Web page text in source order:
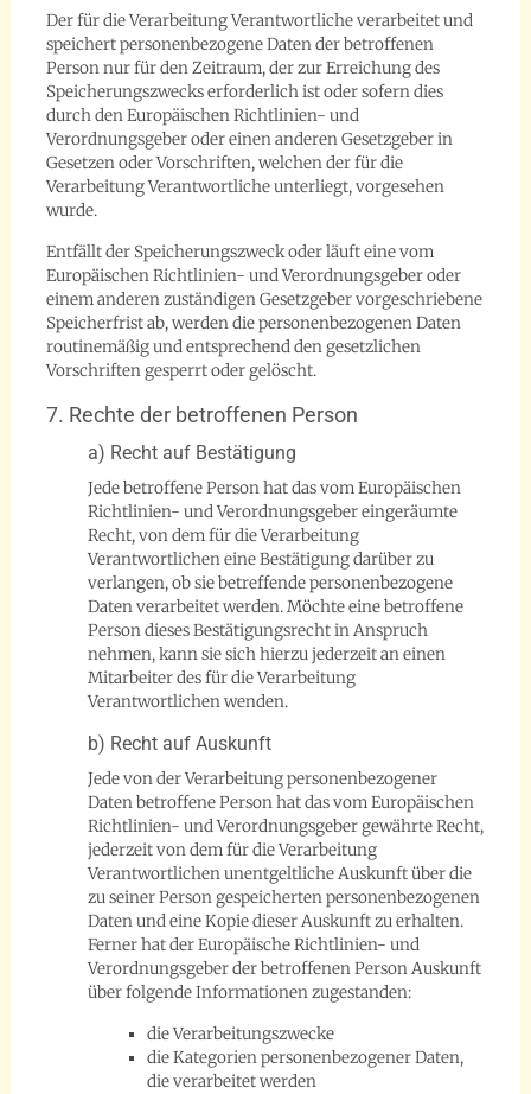
Der für die Verarbeitung Verantwortliche verarbeitet und
speichert personenbezogene Daten der betroffenen
Person nur für den Zeitraum, der zur Erreichung des
Speicherungszwecks erforderlich ist oder sofern dies
durch den Europäischen Richtlinien- und
Verordnungsgeber oder einen anderen Gesetzgeber in
Gesetzen oder Vorschriften, welchen der für die
Verarbeitung Verantwortliche unterliegt, vorgesehen
wurde.
Entfällt der Speicherungszweck oder läuft eine vom
Europäischen Richtlinien- und Verordnungsgeber oder
einem anderen zuständigen Gesetzgeber vorgeschriebene
Speicherfrist ab, werden die personenbezogenen Daten
routinemäßig und entsprechend den gesetzlichen
Vorschriften gesperrt oder gelöscht.
7. Rechte der betroffenen Person
a) Recht auf Bestätigung
Jede betroffene Person hat das vom Europäischen
Richtlinien- und Verordnungsgeber eingeräumte
Recht, von dem für die Verarbeitung
Verantwortlichen eine Bestätigung darüber zu
verlangen, ob sie betreffende personenbezogene
Daten verarbeitet werden. Möchte eine betroffene
Person dieses Bestätigungsrecht in Anspruch
nehmen, kann sie sich hierzu jederzeit an einen
Mitarbeiter des für die Verarbeitung
Verantwortlichen wenden.
b) Recht auf Auskunft
Jede von der Verarbeitung personenbezogener
Daten betroffene Person hat das vom Europäischen
Richtlinien- und Verordnungsgeber gewährte Recht,
jederzeit von dem für die Verarbeitung
Verantwortlichen unentgeltliche Auskunft über die
zu seiner Person gespeicherten personenbezogenen
Daten und eine Kopie dieser Auskunft zu erhalten.
Ferner hat der Europäische Richtlinien- und
Verordnungsgeber der betroffenen Person Auskunft
über folgende Informationen zugestanden:
die Verarbeitungszwecke
die Kategorien personenbezogener Daten,
die verarbeitet werden